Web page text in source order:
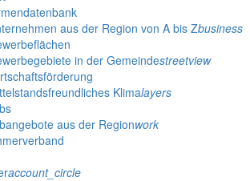
aus der Region von A bis Zbusiness
in der Gemeindestreetview
Klimalayers
aus der Regionwork
account_circle